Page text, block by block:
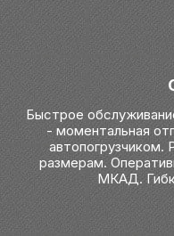
Быстрое
- моментальная
автопогрузчиком.
размерам.
МКАД.